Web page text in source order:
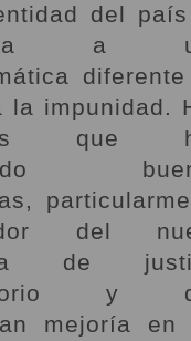
del
a
la impunidad.
que
del
de
y
mejoría en